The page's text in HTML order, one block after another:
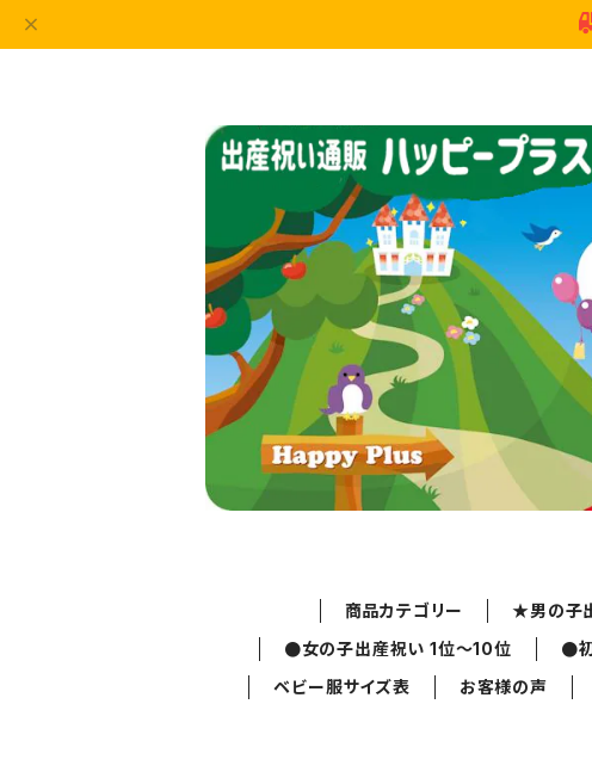
商品カテゴリー ★男の子
●女の子出産祝い 1位～10位
●
ベビー服サイズ表
お客様の声